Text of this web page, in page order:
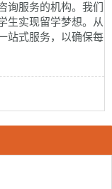
服务的机构。我们
生实现留学梦想。从
站式服务，以确保每